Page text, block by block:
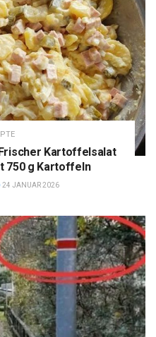
Kartoffelsalat
750 g Kartoffeln
24 JANUAR 2026